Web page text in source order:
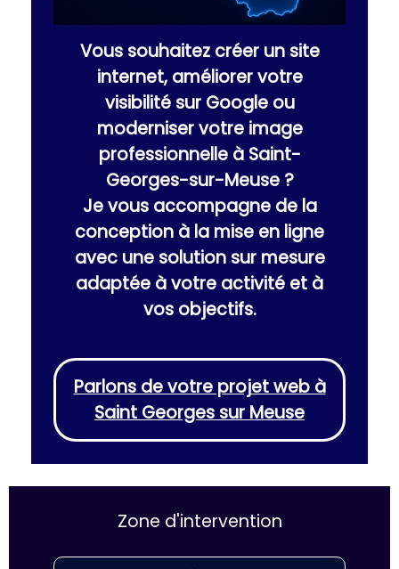
Vous souhaitez créer un site
internet, améliorer votre
visibilité sur Google ou
moderniser votre image
professionnelle à Saint-
Georges-sur-Meuse ?
Je vous accompagne de la
conception à la mise en ligne
avec une solution sur mesure
adaptée à votre activité et à
vos objectifs.
Parlons de votre projet web à
Saint Georges sur Meuse
Zone d'intervention